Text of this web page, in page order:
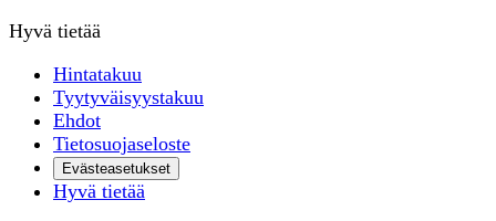
Hyvä tietää
Hintatakuu
Tyytyväisyystakuu
Ehdot
Tietosuojaseloste
Evästeasetukset
Hyvä tietää